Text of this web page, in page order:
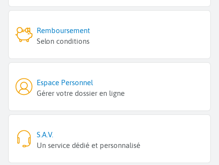
Remboursement
Selon conditions
Espace Personnel
Gérer votre dossier en ligne
S.A.V.
Un service dédié et personnalisé